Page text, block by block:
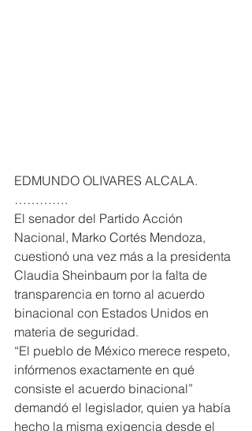
EDMUNDO OLIVARES ALCALA.
………….
El senador del Partido Acción
Nacional, Marko Cortés Mendoza,
cuestionó una vez más a la presidenta
Claudia Sheinbaum por la falta de
transparencia en torno al acuerdo
binacional con Estados Unidos en
materia de seguridad.
“El pueblo de México merece respeto,
infórmenos exactamente en qué
consiste el acuerdo binacional”
demandó el legislador, quien ya había
hecho la misma exigencia desde el